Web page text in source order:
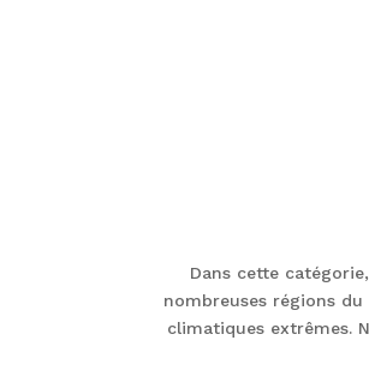
Dans cette
nombreuses régions
climatiques extrêmes.